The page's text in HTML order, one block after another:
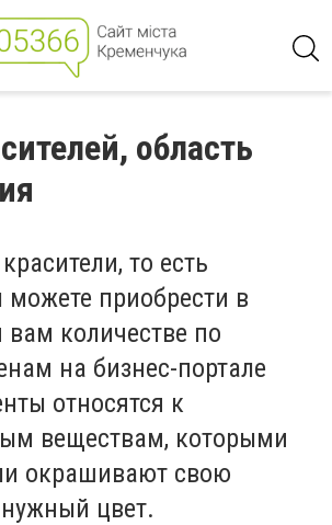
область
то есть
приобрести в
количестве по
на бизнес-портале
относятся к
веществам, которыми
окрашивают свою
цвет.